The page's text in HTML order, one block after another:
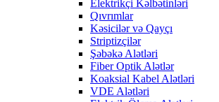
Elektrikçi Kəlbətinləri
Qıvrımlar
Kəsicilər və Qayçı
Striptizçilər
Şəbəkə Alətləri
Fiber Optik Alətlər
Koaksial Kabel Alətləri
VDE Alətləri